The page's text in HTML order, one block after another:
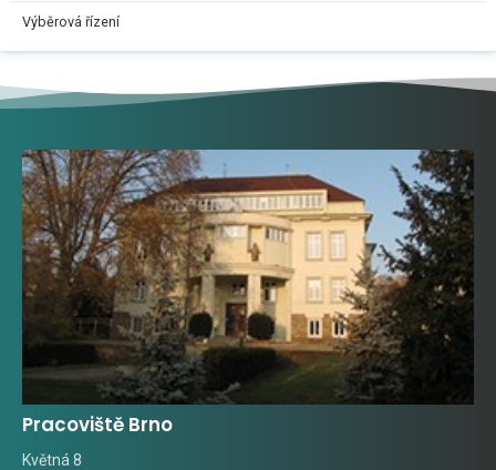
Výběrová řízení
Pracoviště Brno
Květná 8